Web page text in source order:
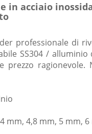
in acciaio
professionale di
SS304 /
ragionevole.
mm, 4,8 mm, 5 mm,